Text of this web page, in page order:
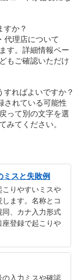
すか？
代理店について
す。詳細情報ペー
もご確認いただけ
すればよいですか？
されている可能性
って別の文字を選
みてください。
ミスと失敗例
りやすいミスや
ます。名称とコ
同、カナ入力形式
登録で起こりや
入力ミスや確認